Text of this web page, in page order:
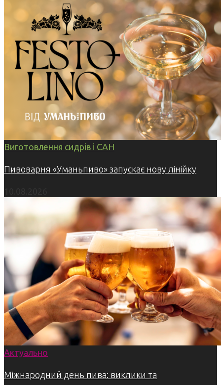
Виготовлення сидрів і САН
Пивоварня «Уманьпиво» запускає нову лінійку
Актуально
Міжнародний день пива: виклики та